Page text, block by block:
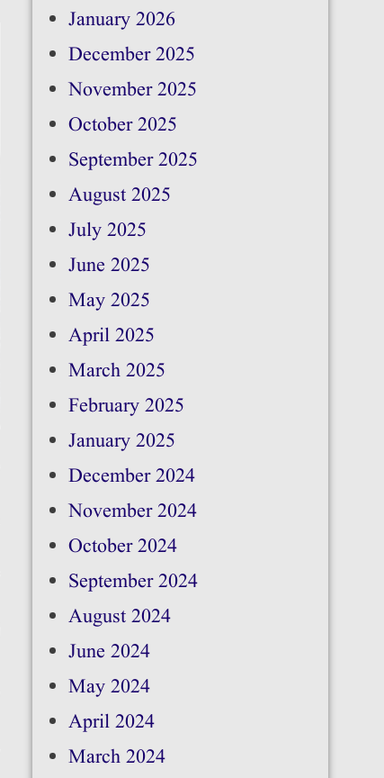
January 2026
December 2025
November 2025
October 2025
September 2025
August 2025
July 2025
June 2025
May 2025
April 2025
March 2025
February 2025
January 2025
December 2024
November 2024
October 2024
September 2024
August 2024
June 2024
May 2024
April 2024
March 2024